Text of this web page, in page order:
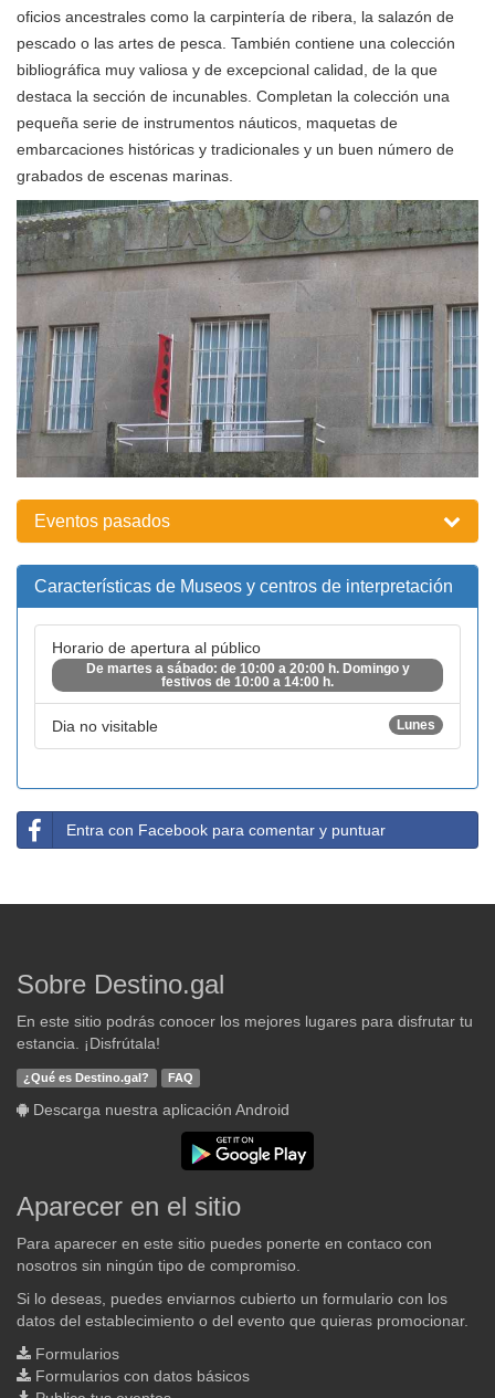
oficios ancestrales como la carpintería de ribera, la salazón de
pescado o las artes de pesca. También contiene una colección
bibliográfica muy valiosa y de excepcional calidad, de la que
destaca la sección de incunables. Completan la colección una
pequeña serie de instrumentos náuticos, maquetas de
embarcaciones históricas y tradicionales y un buen número de
grabados de escenas marinas.
Eventos pasados
Características de Museos y centros de interpretación
Horario de apertura al público
De martes a sábado: de 10:00 a 20:00 h. Domingo y
festivos de 10:00 a 14:00 h.
Dia no visitable Lunes
Entra con Facebook para comentar y puntuar
Sobre Destino.gal
En este sitio podrás conocer los mejores lugares para disfrutar tu
estancia. ¡Disfrútala!
¿Qué es Destino.gal? FAQ
Descarga nuestra aplicación Android
Aparecer en el sitio
Para aparecer en este sitio puedes ponerte en contaco con
nosotros sin ningún tipo de compromiso.
Si lo deseas, puedes enviarnos cubierto un formulario con los
datos del establecimiento o del evento que quieras promocionar.
Formularios
Formularios con datos básicos